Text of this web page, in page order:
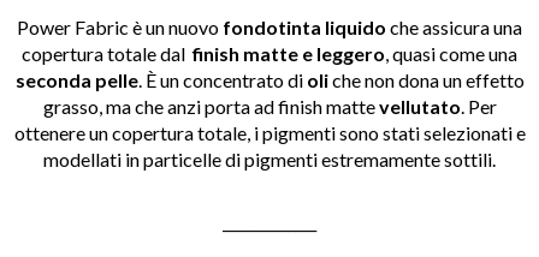
Power Fabric è un nuovo fondotinta liquido che assicura una
copertura totale dalfinish matte e leggero, quasi come una
seconda pelle. È un concentrato di oliche non dona un effetto
grasso, ma che anzi porta ad finish mattevellutato. Per
ottenere un copertura totale, i pigmenti sono stati selezionati e
modellati in particelle di pigmenti estremamente sottili.